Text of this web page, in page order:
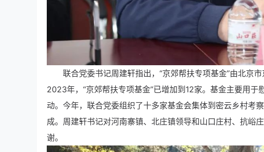
联合党委书记周建轩指出，“京郊帮扶专项基金”由北京
2023年，“京郊帮扶专项基金”已增加到12家。基金主要用
动。今年，联合党委组织了十多家基金会集体到密云乡村考
成。周建轩书记对河南寨镇、北庄镇领导和山口庄村、抗峪
谢。